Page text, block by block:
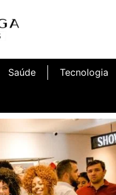
Saúde Tecnologia
Ninetto Fortaleza